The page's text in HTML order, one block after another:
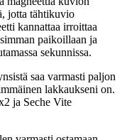
jotta tähtikuvio
kannattaa irroittaa
paikoillaan ja
sekunnissa.
saa varmasti paljon
lakkaukseni on.
ja Seche Vite